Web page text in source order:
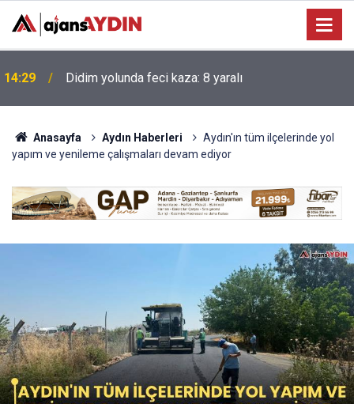
14:29 Didim yolunda feci kaza: 8 yaralı
Anasayfa Aydın Haberleri
Aydın'ın tüm ilçelerinde yol
yapım ve yenileme çalışmaları devam ediyor